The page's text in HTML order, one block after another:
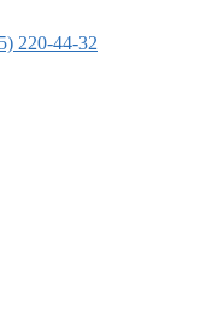
220-44-32